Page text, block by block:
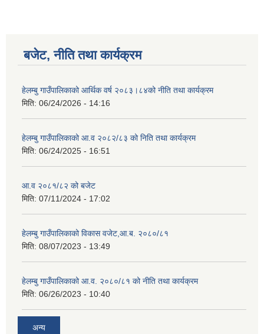
बजेट, नीति तथा कार्यक्रम
हेलम्बु गाउँपालिकाको आर्थिक वर्ष २०८३।८४को नीति तथा कार्यक्रम
मिति: 06/24/2026 - 14:16
हेलम्बु गाउँपालिकाको आ.व २०८२/८३ को निति तथा कार्यक्रम
मिति: 06/24/2025 - 16:51
आ.व २०८१/८२ को बजेट
मिति: 07/11/2024 - 17:02
हेलम्बु गाउँपालिकाको विकास वजेट,आ.ब. २०८०/८१
मिति: 08/07/2023 - 13:49
हेलम्बु गाउँपालिकाको आ.व. २०८०/८१ को नीति तथा कार्यक्रम
मिति: 06/26/2023 - 10:40
अन्य